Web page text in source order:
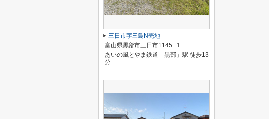
三日市字三島N売地
富山県黒部市三日市1145ｰ１
あいの風とやま鉄道「黒部」駅 徒歩13
分
-